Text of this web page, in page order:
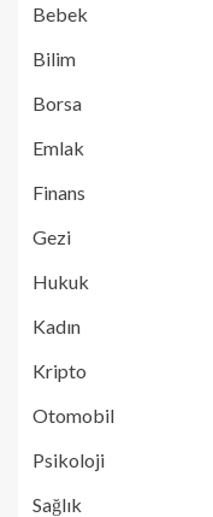
Bebek
Bilim
Borsa
Emlak
Finans
Gezi
Hukuk
Kadın
Kripto
Otomobil
Psikoloji
Sağlık